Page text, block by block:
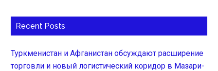
Recent Posts
Туркменистан и Афганистан обсуждают расширение
торговли и новый логистический коридор в Мазари-